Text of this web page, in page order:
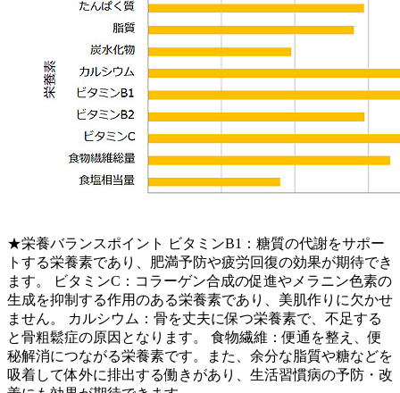
★栄養バランスポイント ビタミンB1：糖質の代謝をサポー
トする栄養素であり、肥満予防や疲労回復の効果が期待でき
ます。 ビタミンC：コラーゲン合成の促進やメラニン色素の
生成を抑制する作用のある栄養素であり、美肌作りに欠かせ
ません。 カルシウム：骨を丈夫に保つ栄養素で、不足する
と骨粗鬆症の原因となります。 食物繊維：便通を整え、便
秘解消につながる栄養素です。また、余分な脂質や糖などを
吸着して体外に排出する働きがあり、生活習慣病の予防・改